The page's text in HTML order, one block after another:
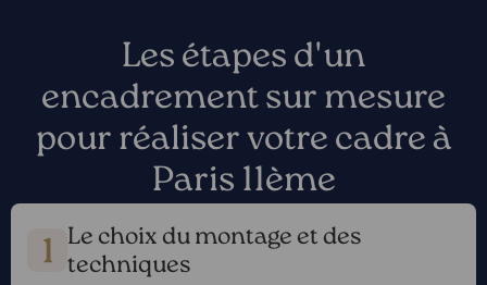
Les étapes d'un
encadrement sur mesure
pour réaliser votre cadre à
Paris 11ème
Le choix du montage et des
techniques